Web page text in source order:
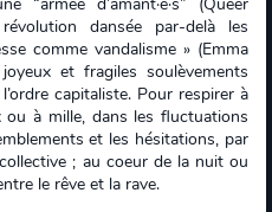
dansée par-delà les
comme vandalisme » (Emma
et fragiles soulèvements
capitaliste. Pour respirer à
à mille, dans les fluctuations
et les hésitations, par
; au coeur de la nuit ou
le rêve et la rave.